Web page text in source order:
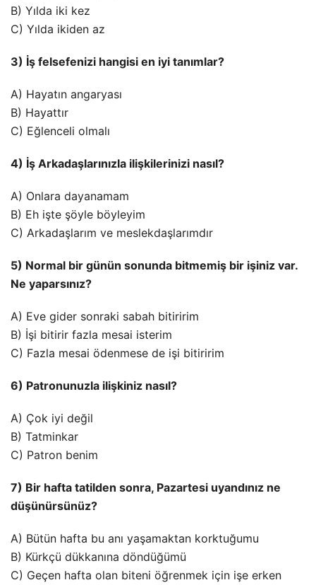
B) Yılda iki kez
C) Yılda ikiden az
3) İş felsefenizi hangisi en iyi tanımlar?
A) Hayatın angaryası
B) Hayattır
C) Eğlenceli olmalı
4) İş Arkadaşlarınızla ilişkilerinizi nasıl?
A) Onlara dayanamam
B) Eh işte şöyle böyleyim
C) Arkadaşlarım ve meslekdaşlarımdır
5) Normal bir günün sonunda bitmemiş bir işiniz var.
Ne yaparsınız?
A) Eve gider sonraki sabah bitiririm
B) İşi bitirir fazla mesai isterim
C) Fazla mesai ödenmese de işi bitiririm
6) Patronunuzla ilişkiniz nasıl?
A) Çok iyi değil
B) Tatminkar
C) Patron benim
7) Bir hafta tatilden sonra, Pazartesi uyandınız ne
düşünürsünüz?
A) Bütün hafta bu anı yaşamaktan korktuğumu
B) Kürkçü dükkanına döndüğümü
C) Geçen hafta olan biteni öğrenmek için işe erken